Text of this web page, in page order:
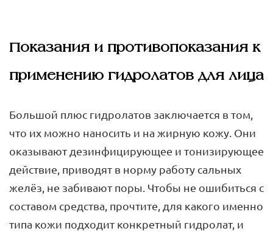
Показания и противопоказания к
применению гидролатов для лица
Большой плюс гидролатов заключается в том,
что их можно наносить и на жирную кожу. Они
оказывают дезинфицирующее и тонизирующее
действие, приводят в норму работу сальных
желёз, не забивают поры. Чтобы не ошибиться с
составом средства, прочтите, для какого именно
типа кожи подходит конкретный гидролат, и